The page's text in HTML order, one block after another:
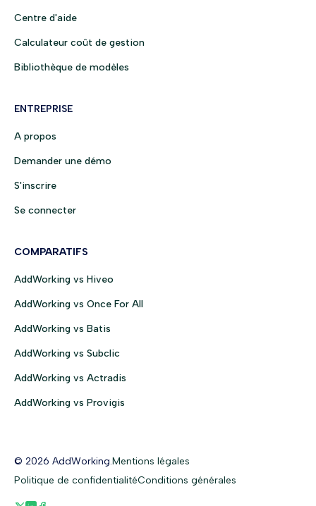
Centre d'aide
Calculateur coût de gestion
Bibliothèque de modèles
ENTREPRISE
A propos
Demander une démo
S'inscrire
Se connecter
COMPARATIFS
AddWorking vs Hiveo
AddWorking vs Once For All
AddWorking vs Batis
AddWorking vs Subclic
AddWorking vs Actradis
AddWorking vs Provigis
© 2026 AddWorking.Mentions légales
Politique de confidentialitéConditions générales